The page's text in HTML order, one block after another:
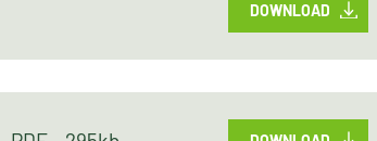
DOWNLOAD